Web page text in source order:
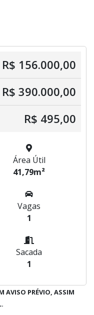
R$ 156.000,00
R$ 390.000,00
R$ 495,00
Área Útil
41,79m²
Vagas
1
Sacada
1
AVISO PRÉVIO, ASSIM